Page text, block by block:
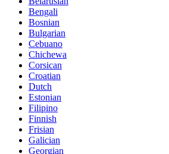
Bengali
Bosnian
Bulgarian
Cebuano
Chichewa
Corsican
Croatian
Dutch
Estonian
Filipino
Finnish
Frisian
Galician
Georgian